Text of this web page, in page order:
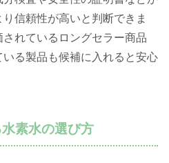
信頼性が高いと判断できま
れているロングセラー商品
る製品も候補に入れると安心
素水の選び方